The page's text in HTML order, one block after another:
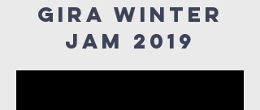
Gira Winter
Jam 2019